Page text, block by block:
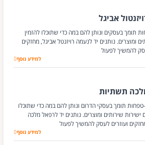
אביגל
תומך בעסקים ונותן להם במה כדי שתוכלו להזמין
ומוצרים. נותנים יד לנעמה רויזנטל אביגל, מחזקים
להמשיך לפעול
נעמה רויזנטול
למידע נוסף
תשתיות
תומך בעסקי הדרום ונותן להם במה כדי שתוכלו
ישירות שירותים ומוצרים. נותנים יד לרפאל מלכה
ועוזרים לעסק להמשיך לפעול
רפאל מלכה
למידע נוסף